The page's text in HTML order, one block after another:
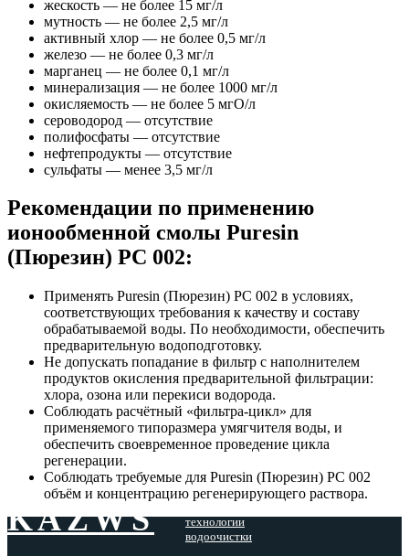
жескость — не более 15 мг/л
мутность — не более 2,5 мг/л
активный хлор — не более 0,5 мг/л
железо — не более 0,3 мг/л
марганец — не более 0,1 мг/л
минерализация — не более 1000 мг/л
окисляемость — не более 5 мгO/л
сероводород — отсутствие
полифосфаты — отсутствие
нефтепродукты — отсутствие
сульфаты — менее 3,5 мг/л
Рекомендации по применению
ионообменной смолы Puresin
(Пюрезин) PC 002:
Применять Puresin (Пюрезин) PC 002 в условиях,
соответствующих требования к качеству и составу
обрабатываемой воды. По необходимости, обеспечить
предварительную водоподготовку.
Не допускать попадание в фильтр с наполнителем
продуктов окисления предварительной фильтрации:
хлора, озона или перекиси водорода.
Соблюдать расчётный «фильтра-цикл» для
применяемого типоразмера умягчителя воды, и
обеспечить своевременное проведение цикла
регенерации.
Соблюдать требуемые для Puresin (Пюрезин) PC 002
объём и концентрацию регенерирующего раствора.
KAZWS
технологии
водоочистки